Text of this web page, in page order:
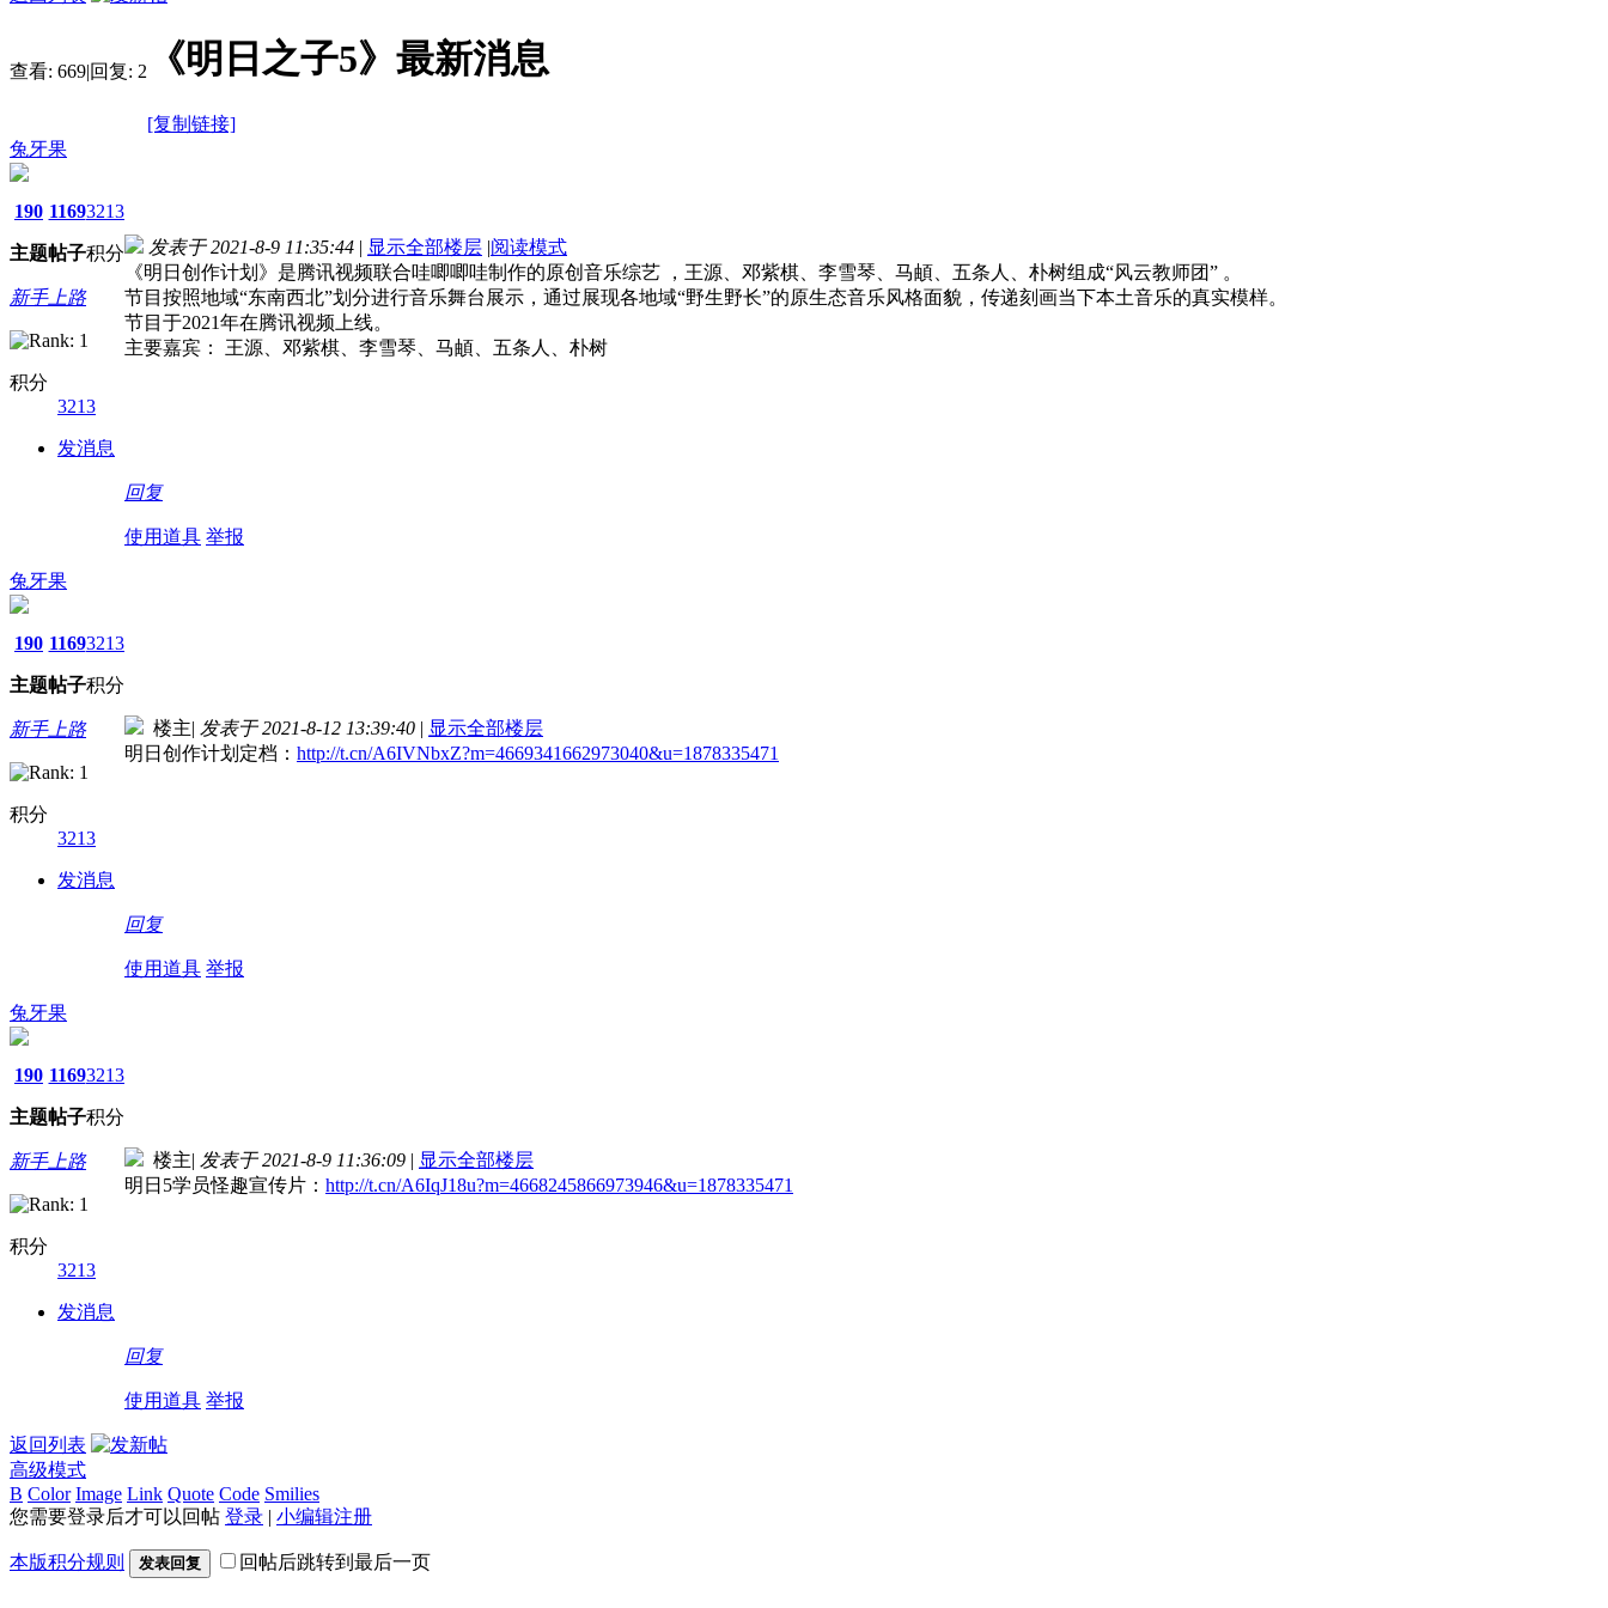
查看: 669|回复: 2 《明日之子5》最新消息
[复制链接]
兔牙果
190
主题
1169
帖子
3213
积分
新手上路
积分
3213
发消息
发表于 2021-8-9 11:35:44 | 显示全部楼层 |阅读模式
《明日创作计划》是腾讯视频联合哇唧唧哇制作的原创音乐综艺 ，王源、邓紫棋、李雪琴、马頔、五条人、朴树组成“风云教师团” 。
节目按照地域“东南西北”划分进行音乐舞台展示，通过展现各地域“野生野长”的原生态音乐风格面貌，传递刻画当下本土音乐的真实模样。
节目于2021年在腾讯视频上线。
主要嘉宾： 王源、邓紫棋、李雪琴、马頔、五条人、朴树
回复
使用道具 举报
兔牙果
190
主题
1169
帖子
3213
积分
新手上路
积分
3213
发消息
楼主| 发表于 2021-8-12 13:39:40 | 显示全部楼层
明日创作计划定档： http://t.cn/A6IVNbxZ?m=4669341662973040&u=1878335471
回复
使用道具 举报
兔牙果
190
主题
1169
帖子
3213
积分
新手上路
积分
3213
发消息
楼主| 发表于 2021-8-9 11:36:09 | 显示全部楼层
明日5学员怪趣宣传片： http://t.cn/A6IqJ18u?m=4668245866973946&u=1878335471
回复
使用道具 举报
返回列表
高级模式
B Color Image Link Quote Code Smilies
您需要登录后才可以回帖 登录 | 小编辑注册
本版积分规则 发表回复 回帖后跳转到最后一页